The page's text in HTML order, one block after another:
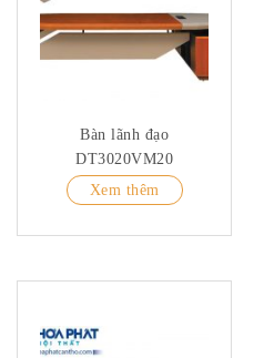
Bàn lãnh đạo
DT3020VM20
Xem thêm